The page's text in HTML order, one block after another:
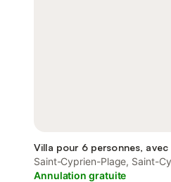
Villa pour 6 personnes, avec
Saint-Cyprien-Plage, Saint-
Annulation gratuite